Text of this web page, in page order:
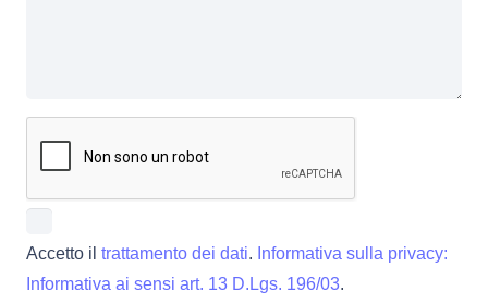
Accetto il trattamento dei dati. Informativa sulla privacy:
Informativa ai sensi art. 13 D.Lgs. 196/03.